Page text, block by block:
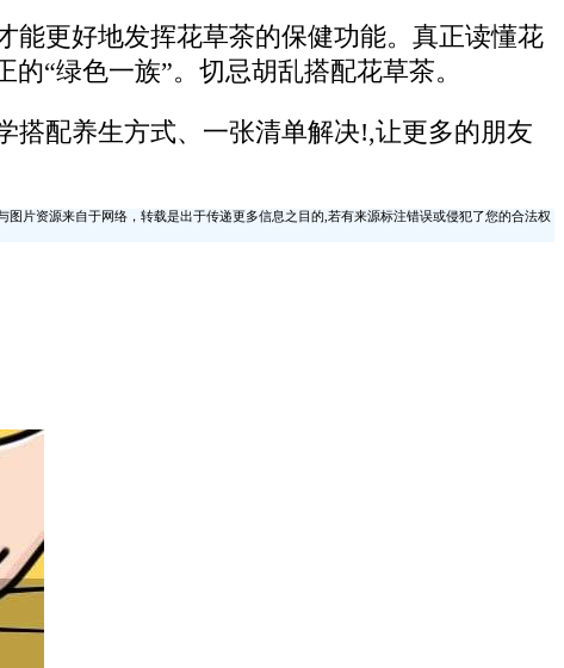
能更好地发挥花草茶的保健功能。真正读懂花
“绿色一族”。切忌胡乱搭配花草茶。
搭配养生方式、一张清单解决!,让更多的朋友
片资源来自于网络，转载是出于传递更多信息之目的,若有来源标注错误或侵犯了您的合法权